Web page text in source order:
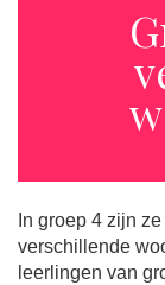
In groep 4 zijn
verschillende
leerlingen van